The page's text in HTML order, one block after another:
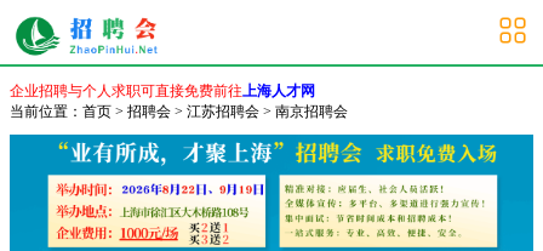
南京招聘会
企业招聘与个人求职可直接免费前往上海人才网
当前位置： 首页 > 招聘会 > 江苏招聘会 > 南京招聘会